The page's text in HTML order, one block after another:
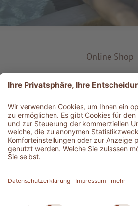
Online Shop
Service & Info